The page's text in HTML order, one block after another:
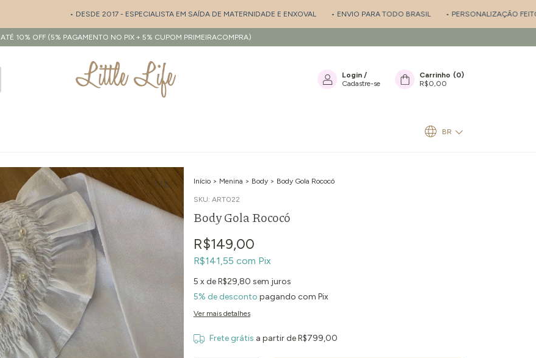
• DESDE 2017 - ESPECIALISTA EM SAÍDA DE MATERNIDADE E ENXOVAL • ENVIO PARA TODO BRASIL • PERSONALIZAÇÃO FEITO A
ATÉ 10% OFF (5% PAGAMENTO NO PIX + 5% CUPOM PRIMEIRACOMPRA)
Login /
Cadastre-se
Carrinho (0)
R$0,00
BR
1/2 Início > Menina > Body > Body Gola Rococó
SKU: ART022
Body Gola Rococó
R$149,00
R$141,55 com Pix
5 x deR$29,80 sem juros
5% de desconto pagando com Pix
Ver mais detalhes
Frete grátis a partir deR$799,00